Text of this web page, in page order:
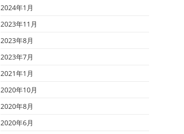
2024年1月
2023年11月
2023年8月
2023年7月
2021年1月
2020年10月
2020年8月
2020年6月